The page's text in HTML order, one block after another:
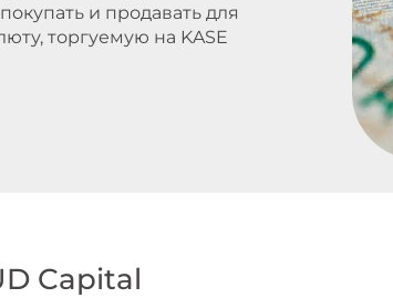
и продавать для
торгуемую на KASE
Capital